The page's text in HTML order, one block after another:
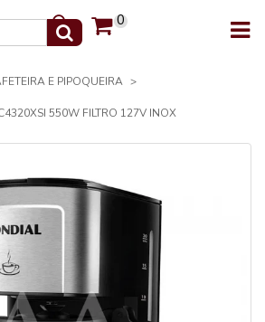
0
E PIPOQUEIRA
550W FILTRO 127V INOX